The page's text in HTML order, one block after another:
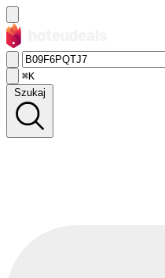
⌘K
Szukaj